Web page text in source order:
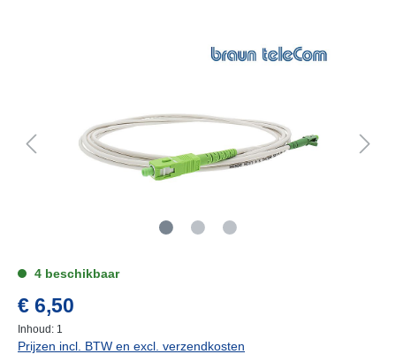
4 beschikbaar
€ 6,50
Inhoud: 1
Prijzen incl. BTW en excl. verzendkosten